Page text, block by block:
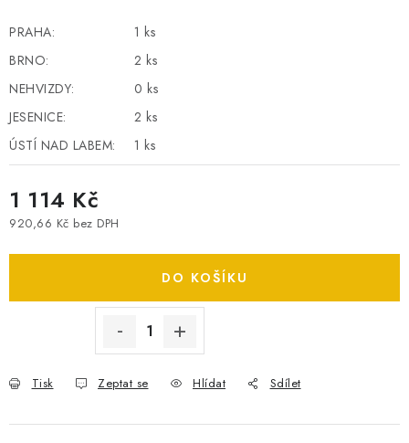
SPOTŘEBNÍ BATERIE
PŘÍSLUŠENSTVÍ
PRAHA:
1 ks
BRNO:
2 ks
NEHVIZDY:
0 ks
JESENICE:
2 ks
ÚSTÍ NAD LABEM:
1 ks
1 114 Kč
920,66 Kč bez DPH
DO KOŠÍKU
Tisk Zeptat se Hlídat Sdílet